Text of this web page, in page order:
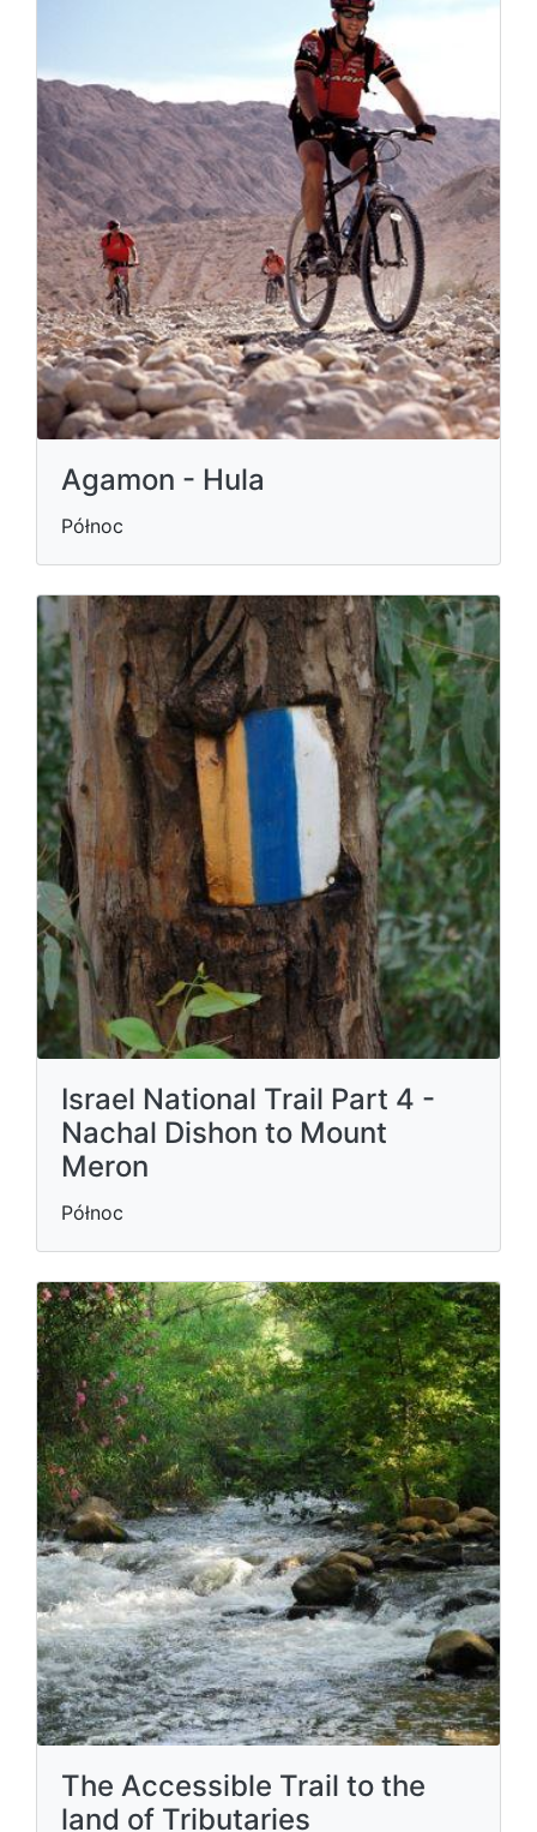
Agamon - Hula
Północ
Israel National Trail Part 4 -
Nachal Dishon to Mount
Meron
Północ
The Accessible Trail to the
land of Tributaries